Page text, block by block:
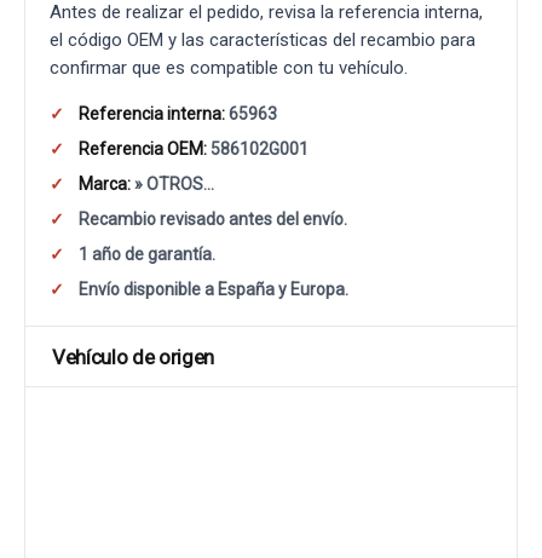
Antes de realizar el pedido, revisa la referencia interna,
el código OEM y las características del recambio para
confirmar que es compatible con tu vehículo.
Referencia interna:65963
Referencia OEM: 586102G001
Marca:» OTROS...
Recambio revisado antes del envío.
1 año de garantía.
Envío disponible a España y Europa.
Vehículo de origen